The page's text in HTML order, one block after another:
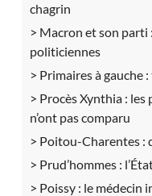
chagrin
Macron et son parti :
politiciennes
Primaires à gauche :
Procès Xynthia : les
n’ont pas comparu
Poitou-Charentes :
Prud’hommes :
Poissy : le médecin